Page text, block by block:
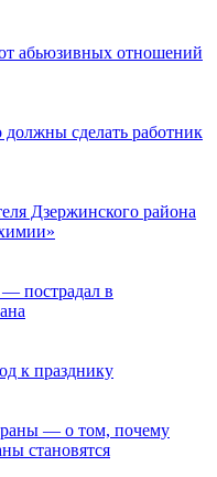
абьюзивных отношений
сделать работник
Дзержинского района
пострадал в
к празднику
— о том, почему
становятся